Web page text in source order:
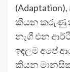
කියන කරුණු
නැගී එන
ඉඳලම අපේ
කියන